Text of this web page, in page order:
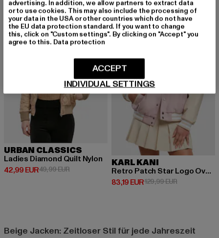
-14%
URBAN CLASSICS
Ladies Diamond Quilt Nylon
42,99 EUR
Derzeitiger Preis: 42,99 EUR
49,99 EURAktionspreis: 49,99 EUR
-36%
KARL KANI
Retro Patch Star Logo Oversized
83,19 EUR
Derzeitiger Preis: 83,19 EUR
129,99 EURAktionspreis:
Beige Jacken: Zeitloser Stil für jede Jahreszeit
advertising. In addition, we allow partners to extract data
or to use cookies. This may also include the processing of
your data in the USA or other countries which do not have
the EU data protection standard. If you want to change
this, click on "Custom settings". By clicking on "Accept" you
agree to this. Data protection
INDIVIDUAL SETTINGS
ACCEPT